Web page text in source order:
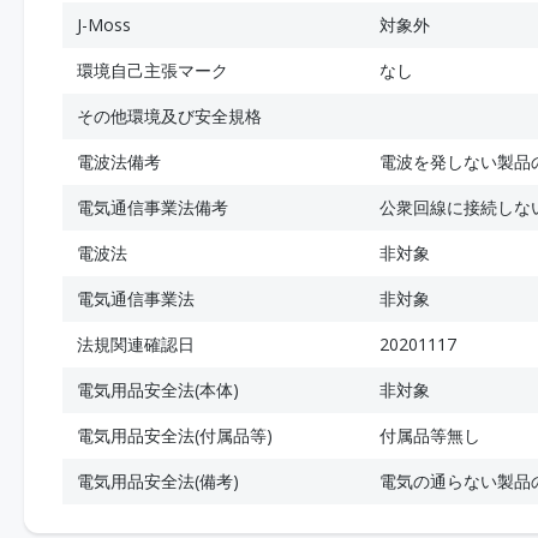
J-Moss
対象外
環境自己主張マーク
なし
その他環境及び安全規格
電波法備考
電波を発しない製品
電気通信事業法備考
公衆回線に接続しな
電波法
非対象
電気通信事業法
非対象
法規関連確認日
20201117
電気用品安全法(本体)
非対象
電気用品安全法(付属品等)
付属品等無し
電気用品安全法(備考)
電気の通らない製品